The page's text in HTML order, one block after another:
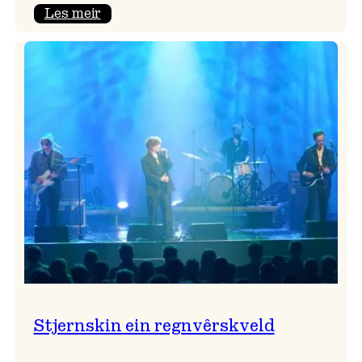
Les meir:
&
Haltli
Stjernskin ein regnvêrskveld